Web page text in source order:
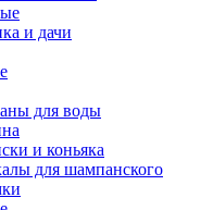
и дачи
для воды
и коньяка
для шампанского